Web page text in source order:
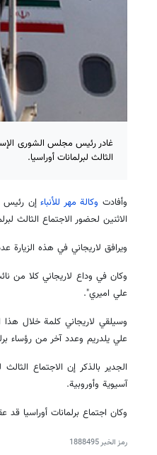
غادر رئيس مجلس الشورى
الثالث لبرلمانات أوراسيا.
وأفادت وكالة مهر للأنباءإن رئيس
الاثنين لحضور الاجتماع الثالث
ويرافق لاريجاني في هذه
وكان في وداع لاريجاني كلا من
علي اميري".
وسيلقي لاريجاني كلمة خلال هذا
علي يلدريم وعدد آخر من رؤساء
آسيوية وأوروبية.
وكان اجتماع برلمانات أوراسيا
رمز الخبر1888495